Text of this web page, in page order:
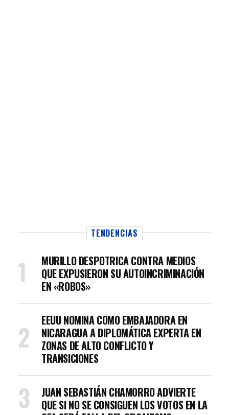
TENDENCIAS
MURILLO DESPOTRICA CONTRA MEDIOS
QUE EXPUSIERON SU AUTOINCRIMINACIÓN
EN «ROBOS»
EEUU NOMINA COMO EMBAJADORA EN
NICARAGUA A DIPLOMÁTICA EXPERTA EN
ZONAS DE ALTO CONFLICTO Y
TRANSICIONES
JUAN SEBASTIÁN CHAMORRO ADVIERTE
QUE SI NO SE CONSIGUEN LOS VOTOS EN LA